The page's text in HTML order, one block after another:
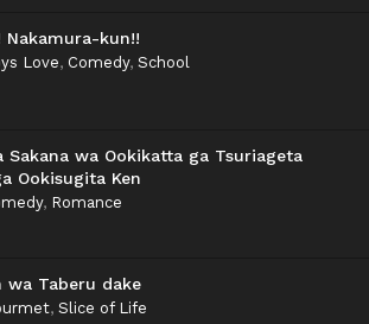
Nakamura-kun!!
Love, Comedy, School
Sakana wa Ookikatta ga Tsuriageta
Ookisugita Ken
, Romance
wa Taberu dake
, Slice of Life